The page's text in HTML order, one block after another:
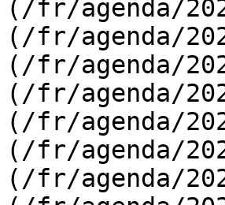
(/fr/agenda/
(/fr/agenda/
(/fr/agenda/
(/fr/agenda/
(/fr/agenda/
(/fr/agenda/
(/fr/agenda/